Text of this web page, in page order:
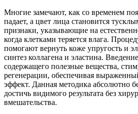
Многие замечают, как со временем
падает, а цвет лица становится
признаки, указывающие на
когда клетками теряется влага.
помогают вернуть коже упругость и
синтез коллагена и эластина.
содержащего полезные вещества,
регенерации, обеспечивая
эффект. Данная методика абсолютно
достичь видимого результата без
вмешательства.